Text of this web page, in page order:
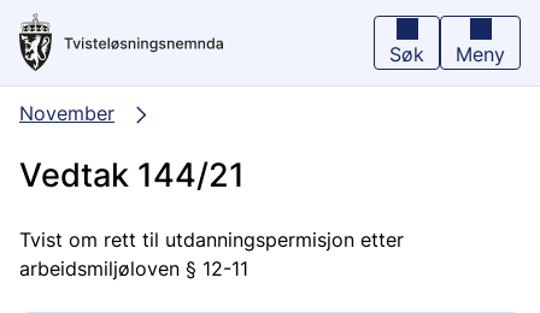
Hopp
hovedinnhold
Søk Meny
November
Vedtak 144/21
Tvist om rett til utdanningspermisjon etter
arbeidsmiljøloven § 12-11